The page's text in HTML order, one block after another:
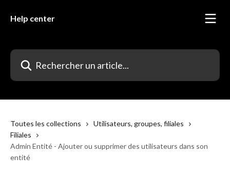
Help center
Rechercher un article...
Toutes les collections
Utilisateurs, groupes, filiales
Filiales
Admin Entité - Ajouter ou supprimer des utilisateurs dans son
entité